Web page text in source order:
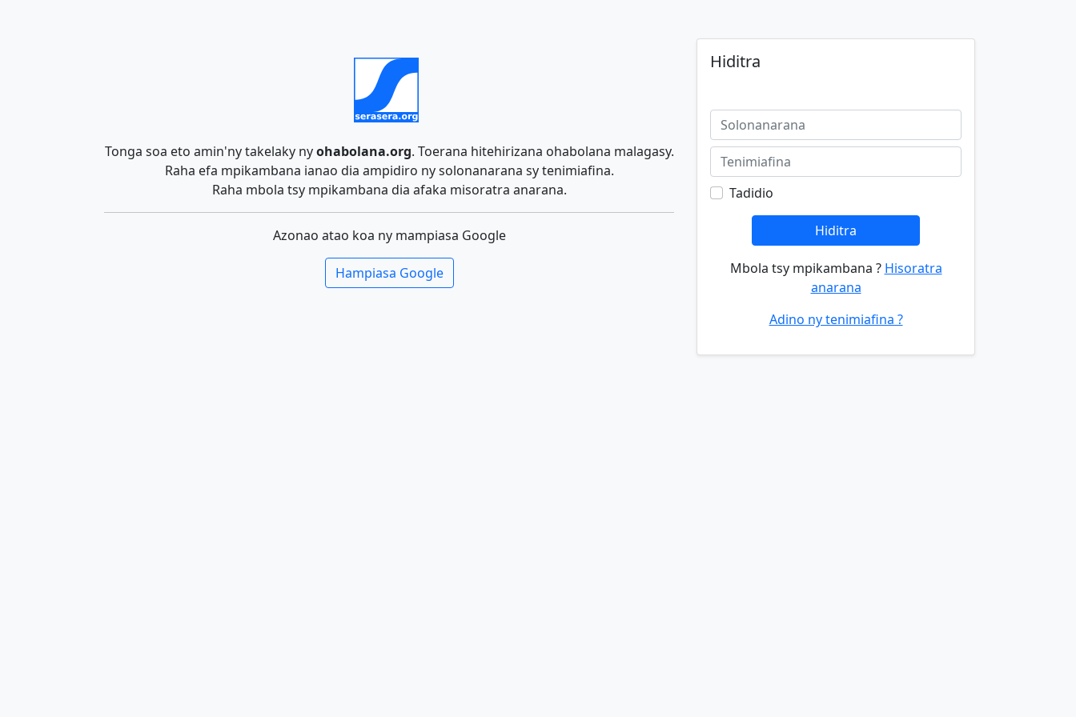
Tonga soa eto amin'ny takelaky nyohabolana.org. Toerana hitehirizana ohabolana malagasy.
Raha efa mpikambana ianao dia ampidiro ny solonanarana sy tenimiafina.
Raha mbola tsy mpikambana dia afaka misoratra anarana.
Azonao atao koa ny mampiasa Google
Hampiasa Google
Hiditra
Tadidio
Hiditra
Mbola tsy mpikambana ? Hisoratra
anarana
Adino ny tenimiafina ?